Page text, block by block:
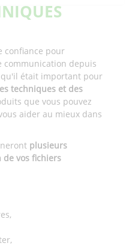
confiance pour
communication depuis
qu'il était important pour
techniques et des
que vous pouvez
aider au mieux dans
plusieurs
de vos fichiers